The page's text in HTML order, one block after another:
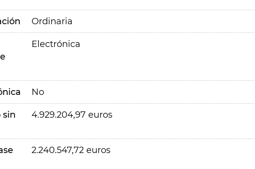
Ordinaria
Electrónica
No
sin
4.929.204,97 euros
2.240.547,72 euros